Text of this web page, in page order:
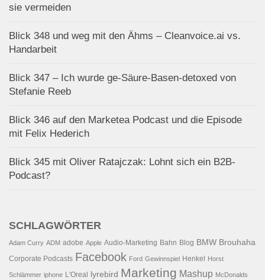
sie vermeiden
Blick 348 und weg mit den Ähms – Cleanvoice.ai vs.
Handarbeit
Blick 347 – Ich wurde ge-Säure-Basen-detoxed von
Stefanie Reeb
Blick 346 auf den Marketea Podcast und die Episode
mit Felix Hederich
Blick 345 mit Oliver Ratajczak: Lohnt sich ein B2B-
Podcast?
SCHLAGWÖRTER
Adam Curry ADM adobe Apple Audio-Marketing Bahn Blog BMW Brouhaha
Corporate Podcasts Facebook Ford Gewinnspiel Henkel Horst
Schlämmer iphone L'Oreal lyrebird Marketing Mashup McDonalds